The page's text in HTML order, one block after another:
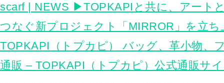
scarf | NEWS ▶TOPKAPIと共に、アート
つなぐ新プロジェクト「MIRROR」を立ち
TOPKAPI（トプカピ） バッグ、革小物、
通販 – TOPKAPI（トプカピ）公式通販サ